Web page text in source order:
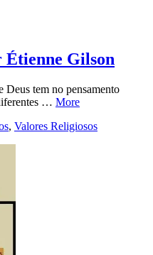
Étienne Gilson
Deus tem no pensamento
… More
, Valores Religiosos